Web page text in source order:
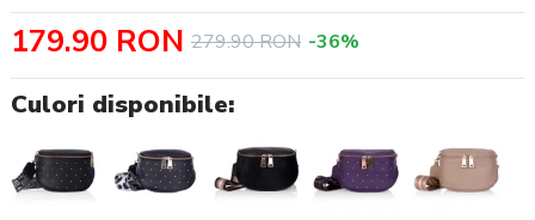
Culori disponibile:
179.90 RON 279.90 RON -36%